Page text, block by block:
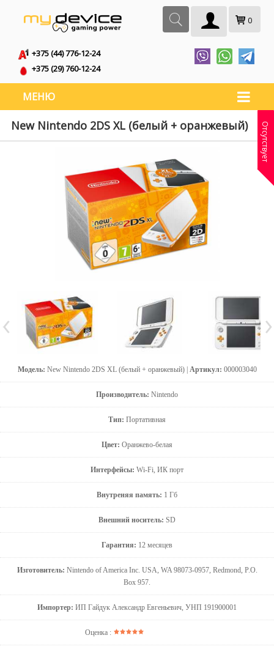
0
+375 (44) 776-12-24
+375 (29) 760-12-24
МЕНЮ
New Nintendo 2DS XL (белый + оранжевый)
Модель: New Nintendo 2DS XL (белый + оранжевый) | Артикул: 000003040
Производитель: Nintendo
Тип: Портативная
Цвет: Оранжево-белая
Интерфейсы: Wi-Fi, ИК порт
Внутреняя память: 1 Гб
Внешний носитель: SD
Гарантия: 12 месяцев
Изготовитель: Nintendo of America Inc. USA, WA 98073-0957, Redmond, P.O.
Box 957.
Импортер: ИП Гайдук Александр Евгеньевич, УНП 191900001
Оценка :
Отсутствует